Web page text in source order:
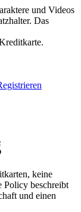
und Videos
Das
keine
Policy beschreibt
und einen